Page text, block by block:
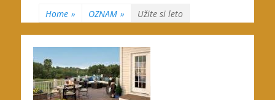
Home » OZNAM » Užite si leto